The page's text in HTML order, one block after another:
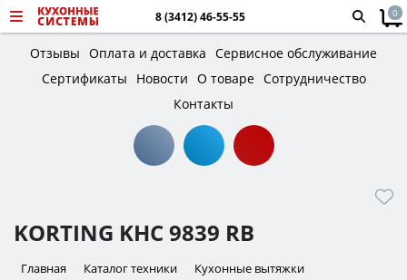
8 (3412) 46-55-55 0
Отзывы Оплата и доставка Сервисное обслуживание
Сертификаты
Новости О товаре Сотрудничество
Контакты
KORTING KHC 9839 RB
Главная Каталог техники Кухонные вытяжки